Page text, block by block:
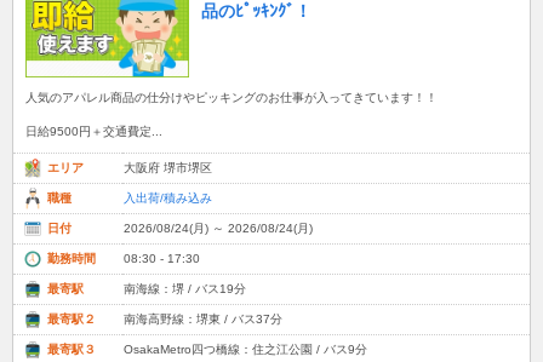
品のﾋﾟｯｷﾝｸﾞ！
人気のアパレル商品の仕分けやピッキングのお仕事が入ってきています！！
日給9500円＋交通費定...
エリア 大阪府 堺市堺区
職種 入出荷/積み込み
日付 2026/08/24(月) ～ 2026/08/24(月)
勤務時間 08:30 - 17:30
最寄駅 南海線：堺 / バス19分
最寄駅２ 南海高野線：堺東 / バス37分
最寄駅３ OsakaMetro四つ橋線：住之江公園 / バス9分